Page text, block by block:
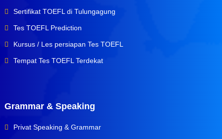
Sertifikat TOEFL di Tulungagung
Tes TOEFL Prediction
Kursus / Les persiapan Tes TOEFL
Tempat Tes TOEFL Terdekat
Grammar & Speaking
Privat Speaking & Grammar